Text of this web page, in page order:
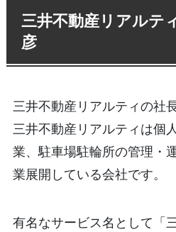
三井不動産リアルテ
彦
三井不動産リアルティの社
三井不動産リアルティは個
業、駐車場駐輪所の管理・
業展開している会社です。
有名なサービス名として「